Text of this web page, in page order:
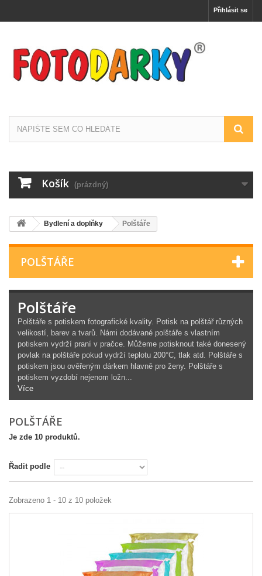
Přihlásit se
Košík (prázdný)
Bydlení a doplňky Polštáře
POLŠTÁŘE
Polštáře
Polštáře s potiskem fotografické kvality. Potisk na polštář různých
velikostí, barev a tvarů. Námi dodávané polštáře s vlastním
potiskem vydrží praní v pračce. Můžeme potisknout také donesený
povlak na polštáře pokud vydrží teplotu 200°C, tlak atd. Polštáře s
potiskem jsou ověřeným dárkem hlavně pro ženy. Polštáře s
potiskem vyzdobí nejenom ložn...
Více
POLŠTÁŘE
Je zde 10 produktů.
Řadit podle
Zobrazeno 1 - 10 z 10 položek